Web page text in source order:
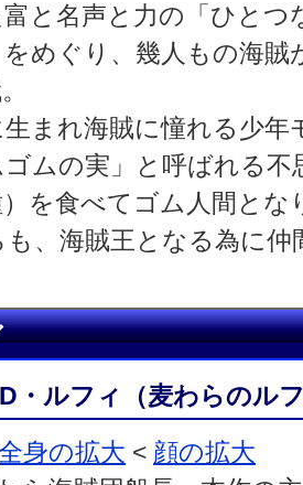
と名声と力の「ひとつ
めぐり、幾人もの海賊
まれ海賊に憧れる少年
ムの実」と呼ばれる不
を食べてゴム人間とな
、海賊王となる為に仲
・ルフィ（麦わらのル
身の拡大 < 顔の拡大